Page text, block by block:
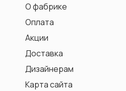
Акции
Оплата
Доставка
О фабрике
Карта сайта
Дизайнерам